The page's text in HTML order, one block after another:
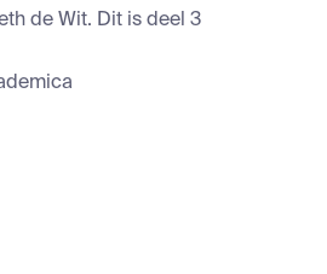
de Wit. Dit is deel 3